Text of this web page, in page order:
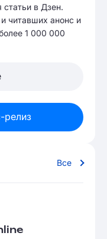
статьи в Дзен.
читавших анонс и
1 000 000
релиз
Все